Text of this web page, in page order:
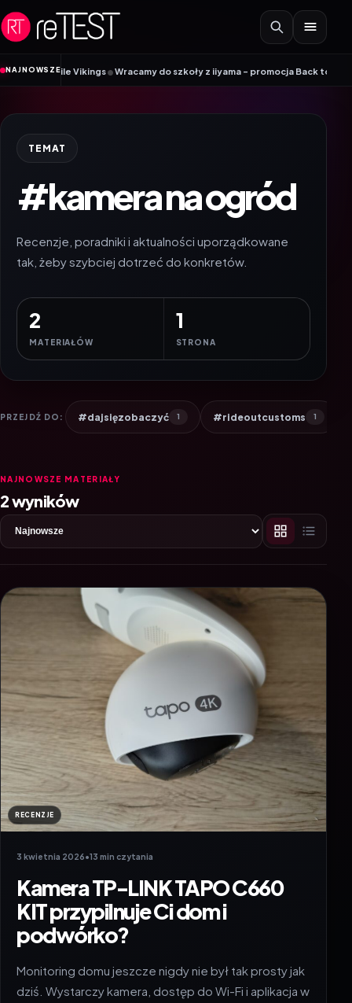
Przejdź do treści
NAJNOWSZE
Vikings•Wracamy do szkoły z iiyama – promocja Back to School na
TEMAT
#kamera na ogród
Recenzje, poradniki i aktualności uporządkowane
tak, żeby szybciej dotrzeć do konkretów.
2
MATERIAŁÓW
1
STRONA
PRZEJDŹ DO: #dajsięzobaczyć 1 #rideoutcustoms 1
NAJNOWSZE MATERIAŁY
2 wyników
RECENZJE
3 kwietnia 2026•13 min czytania
Kamera TP-LINK TAPO C660
KIT przypilnuje Ci dom i
podwórko?
Monitoring domu jeszcze nigdy nie był tak prosty jak
dziś. Wystarczy kamera, dostęp do Wi-Fi i aplikacja w